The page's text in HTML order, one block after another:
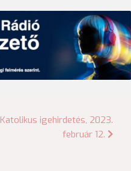
Katolikus igehirdetés, 2023.
február 12.